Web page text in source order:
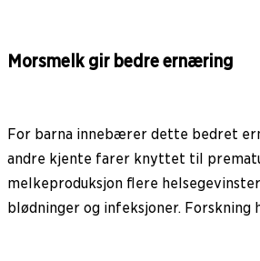
Morsmelk gir bedre ernæring
For barna innebærer dette bedret
andre kjente farer knyttet til
melkeproduksjon flere
blødninger og infeksjoner.